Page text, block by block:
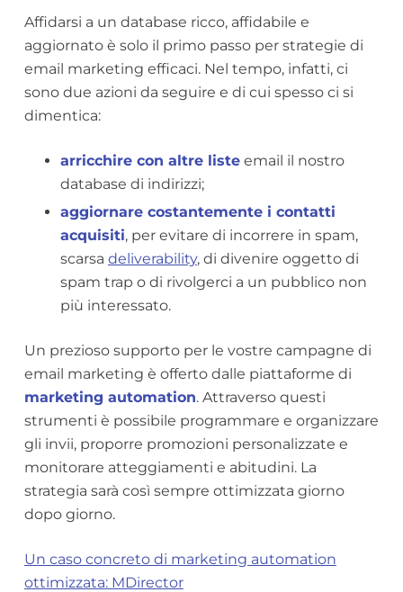
Affidarsi a un database ricco, affidabile e
aggiornato è solo il primo passo per strategie di
email marketing efficaci. Nel tempo, infatti, ci
sono due azioni da seguire e di cui spesso ci si
dimentica:
arricchire con altre listeemail il nostro
database di indirizzi;
aggiornare costantemente i contatti
acquisiti, per evitare di incorrere in spam,
scarsa deliverability, di divenire oggetto di
spam trap o di rivolgerci a un pubblico non
più interessato.
Un prezioso supporto per le vostre campagne di
email marketing è offerto dalle piattaforme di
marketing automation. Attraverso questi
strumenti è possibile programmare e organizzare
gli invii, proporre promozioni personalizzate e
monitorare atteggiamenti e abitudini. La
strategia sarà così sempre ottimizzata giorno
dopo giorno.
Un caso concreto di marketing automation
ottimizzata: MDirector